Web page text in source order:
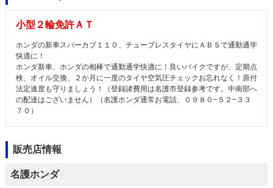
小型２輪免許ＡＴ
ホンダの新車スパーカブ１１０、チューブレスタイヤにＡＢＳで通勤通学
快適に！
ホンダ新車、ホンダの相棒で通勤通学快適に！良いバイクですが、定期点
検、オイル交換、２か月に一度のタイヤ空気圧チェックお忘れなく！原付
法定速度も守りましょう！（登録諸費用は名護市登録参考です。中南部へ
の配達はございません）（名護ホンダ通常お電話、０９８０−５２−３３
７０）
販売店情報
名護ホンダ